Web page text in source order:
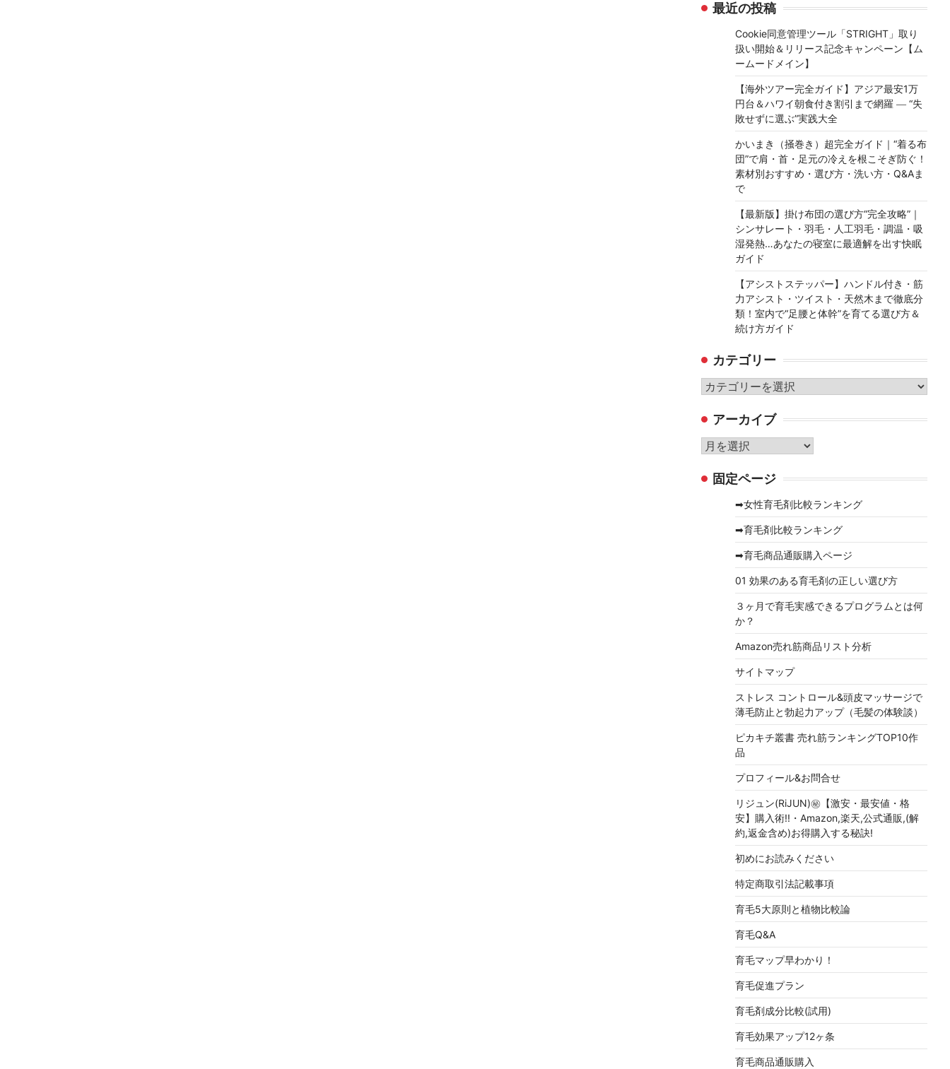
最近の投稿
Cookie同意管理ツール「STRIGHT」取り
扱い開始＆リリース記念キャンペーン【ム
ームードメイン】
【海外ツアー完全ガイド】アジア最安1万
円台＆ハワイ朝食付き割引まで網羅 ― “失
敗せずに選ぶ”実践大全
かいまき（掻巻き）超完全ガイド｜“着る布
団”で肩・首・足元の冷えを根こそぎ防ぐ！
素材別おすすめ・選び方・洗い方・Q&Aま
で
【最新版】掛け布団の選び方“完全攻略”｜
シンサレート・羽毛・人工羽毛・調温・吸
湿発熱…あなたの寝室に最適解を出す快眠
ガイド
【アシストステッパー】ハンドル付き・筋
力アシスト・ツイスト・天然木まで徹底分
類！室内で“足腰と体幹”を育てる選び方＆
続け方ガイド
カテゴリー
カ
ゴ
リ
ー
アーカイブ
ア
カ 固定ページ
➡女性育毛剤比較ランキング
➡育毛剤比較ランキング
➡育毛商品通販購入ページ
01 効果のある育毛剤の正しい選び方
３ヶ月で育毛実感できるプログラムとは何
か？
Amazon売れ筋商品リスト分析
サイトマップ
ストレス コントロール&頭皮マッサージで
薄毛防止と勃起力アップ（毛髪の体験談）
ピカキチ叢書 売れ筋ランキングTOP10作
品
プロフィール&お問合せ
リジュン(RiJUN)㊙【激安・最安値・格
安】購入術!!・Amazon,楽天,公式通販,(解
約,返金含め)お得購入する秘訣!
初めにお読みください
特定商取引法記載事項
育毛5大原則と植物比較論
育毛Q&A
育毛マップ早わかり！
育毛促進プラン
育毛剤成分比較(試用)
育毛効果アップ12ヶ条
育毛商品通販購入